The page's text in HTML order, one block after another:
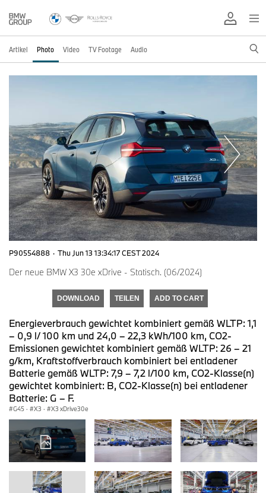
Artikel Photo Video TV Footage Audio
P90554888 · Thu Jun 13 13:34:17 CEST 2024
Der neue BMW X3 30e xDrive - Statisch. (06/2024)
DOWNLOAD TEILEN ADD TO CART
Energieverbrauch gewichtet kombiniert gemäß WLTP: 1,1
– 0,9 l/ 100 km und 24,0 – 22,3 kWh/100 km, CO2-
Emissionen gewichtet kombiniert gemäß WLTP: 26 – 21
g/km, Kraftstoffverbrauch kombiniert bei entladener
Batterie gemäß WLTP: 7,9 – 7,2 l/100 km, CO2-Klasse(n)
gewichtet kombiniert: B, CO2-Klasse(n) bei entladener
Batterie: G – F.
G45 · X3 · X3 xDrive30e